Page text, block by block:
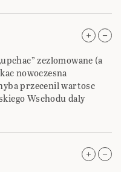
zezlomowane (a
nowoczesna
przecenil wartosc
Wschodu daly